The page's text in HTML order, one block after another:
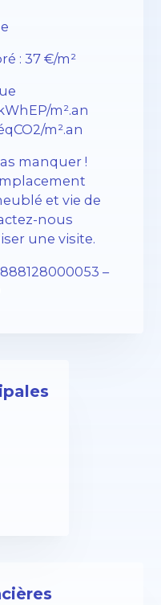
: 37 €/m²
m².an
m².an
manquer !
et vie de
nous
une visite.
–